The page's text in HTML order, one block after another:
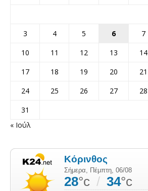
3
4 5 6 7
10
11 12 13 14
17
18 19 20 21
24
25 26 27 28
31
« Ιούλ